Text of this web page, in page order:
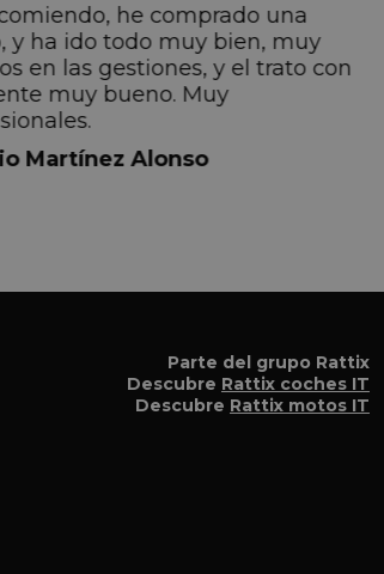
he comprado una
y ha ido todo muy bien, muy
en las gestiones, y el trato con
muy bueno. Muy
Martínez Alonso
Parte del grupo Rattix
Descubre Rattix coches IT
Descubre Rattix motos IT